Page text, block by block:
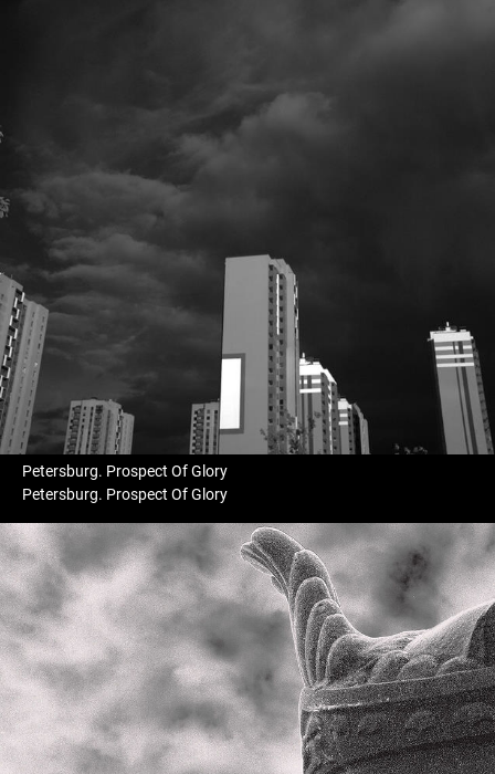
Petersburg. Prospect Of Glory
Petersburg. Prospect Of Glory